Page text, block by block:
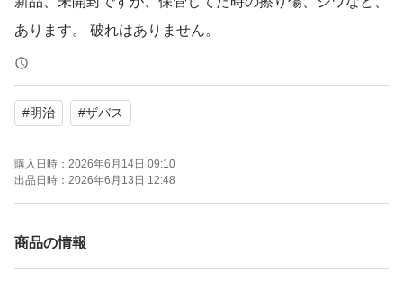
あります。 破れはありません。
あくまで素人出品なので、梱包が雑な場合もあるかもし
れません。簡易的な梱包での発送の場合もありますので、
開封時にカッターやハサミ等を使用されるる場合は、
十分にお気をつけ下さい。ゆうパケットポストで簡易梱包
にて発送します。
ご理解の上ご購入をお願いします。
#明治 #ザバス
購入日時： 2026年6月14日 09:10
出品日時： 2026年6月13日 12:48
商品の情報